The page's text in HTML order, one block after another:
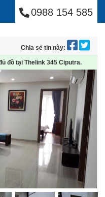
Land
0988 154 585
Chia sẻ tin này:
đồ tại Thelink 345 Ciputra.